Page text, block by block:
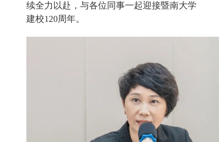
续全力以赴，与各位同事一起迎接暨南大学
建校120周年。